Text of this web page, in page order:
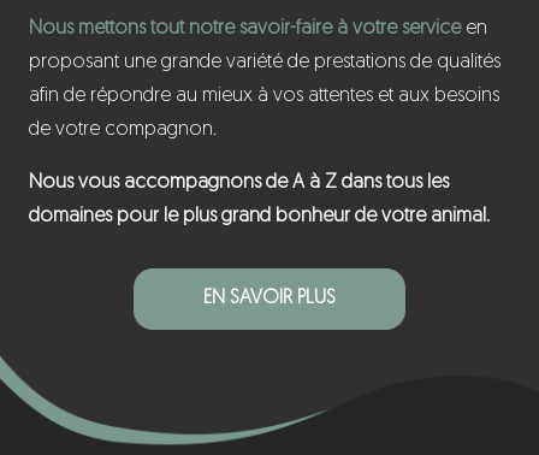
Nous mettons tout notre savoir-faire à votre serviceen
proposant une grande variété de prestations de qualités
afin de répondre au mieux à vos attentes et aux besoins
de votre compagnon.
Nous vous accompagnons de A à Z dans tous les
domaines pour le plus grand bonheur de votre animal.
EN SAVOIR PLUS